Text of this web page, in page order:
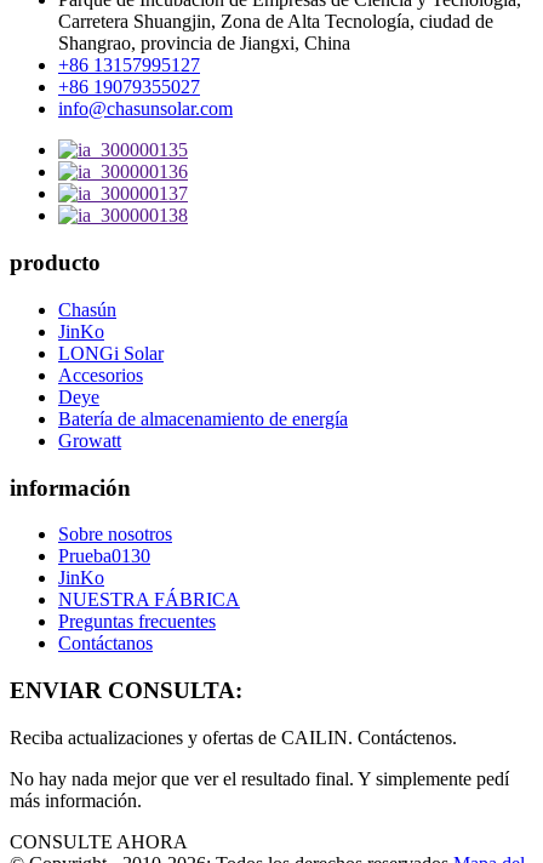
Carretera Shuangjin, Zona de Alta Tecnología, ciudad de
Shangrao, provincia de Jiangxi, China
+86 13157995127
+86 19079355027
info@chasunsolar.com
producto
Chasún
JinKo
LONGi Solar
Accesorios
Deye
Batería de almacenamiento de energía
Growatt
información
Sobre nosotros
Prueba0130
JinKo
NUESTRA FÁBRICA
Preguntas frecuentes
Contáctanos
ENVIAR CONSULTA:
Reciba actualizaciones y ofertas de CAILIN. Contáctenos.
No hay nada mejor que ver el resultado final. Y simplemente pedí
más información.
CONSULTE AHORA